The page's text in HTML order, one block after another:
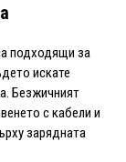
подходящи за
искате
Безжичният
с кабели и
зарядната